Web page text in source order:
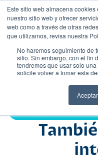
Este sitio web almacena
nuestro sitio web y ofrecer
web como a través de otras
que utilizamos, revisa nuestra
No haremos seguimiento de
sitio. Sin embargo, con el fin
tendremos que usar solo
solicite volver a tomar esta
Aceptar
Nombre